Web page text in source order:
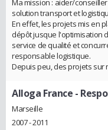
Ma mission : aider/
solution transport et
En effet, les projets mis en
dépôt jusque l'optimisation
service de qualité et
responsable logistique.
Depuis peu, des projets
Alloga France -
Marseille
2007 - 2011